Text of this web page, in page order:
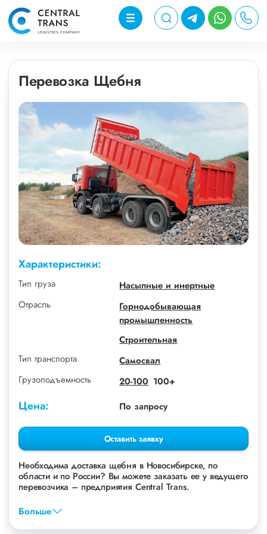
Перевозка Щебня
Характеристики:
Тип груза
Насыпные и инертные
Отрасль
Горнодобывающая
промышленность
Строительная
Тип транспорта
Самосвал
Грузоподъемность
20-100 100+
Цена: По запросу
Оставить заявку
Необходима доставка щебня в Новосибирске, по
области и по России? Вы можете заказать ее у ведущего
перевозчика – предприятия Сentral Trans.
Перевозка щебня автотранспортом компании
транспортных услуг, тщательный подбор персонала и
Больше